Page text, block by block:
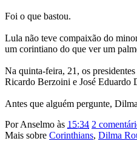
Foi o que bastou.
Lula não teve compaixão do
um corintiano do que ver um
Na quinta-feira, 21, os
Ricardo Berzoini e José Eduardo
Antes que alguém pergunte,
PorAnselmo às 15:34 2
Mais sobre Corinthians, Dilma